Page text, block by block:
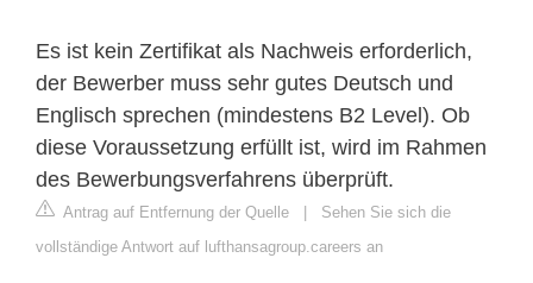
Es ist kein Zertifikat als Nachweis erforderlich,
der Bewerber muss sehr gutes Deutsch und
Englisch sprechen (mindestens B2 Level). Ob
diese Voraussetzung erfüllt ist, wird im Rahmen
des Bewerbungsverfahrens überprüft.
Antrag auf Entfernung der Quelle | Sehen Sie sich die
vollständige Antwort auf lufthansagroup.careers an